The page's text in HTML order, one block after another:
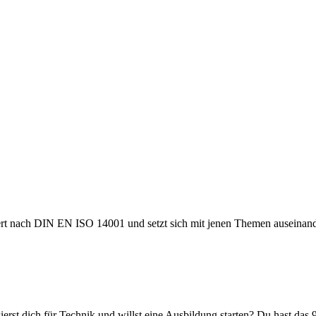
nach DIN EN ISO 14001 und setzt sich mit jenen Themen